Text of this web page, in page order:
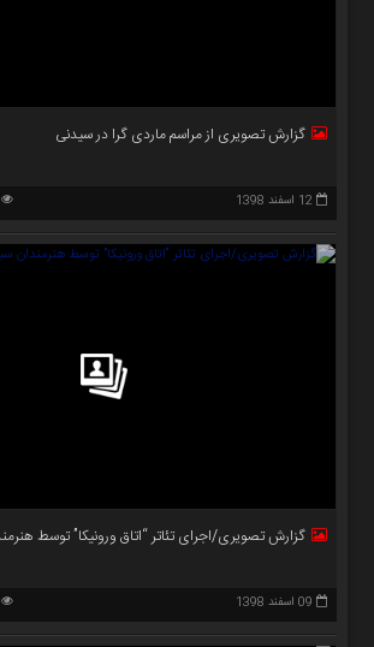
گزارش تصویری از مراسم ماردی گرا در سیدنی
12 اسفند 1398
گزارش تصویری/اجرای تئاتر “اتاق ورونیکا” توسط
09 اسفند 1398